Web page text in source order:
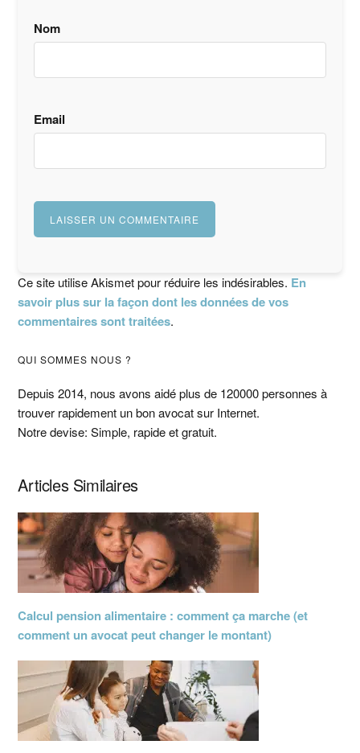
Nom
Email
Ce site utilise Akismet pour réduire les indésirables. En
savoir plus sur la façon dont les données de vos
commentaires sont traitées.
Barre
latérale
principale
QUI SOMMES NOUS ?
Depuis 2014, nous avons aidé plus de 120000 personnes à
trouver rapidement un bon avocat sur Internet.
Notre devise: Simple, rapide et gratuit.
Articles Similaires
Calcul pension alimentaire : comment ça marche (et
comment un avocat peut changer le montant)